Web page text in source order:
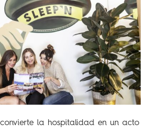
convierte la hospitalidad en un acto